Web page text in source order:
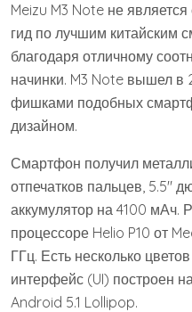
Meizu M3 Note не
гид по лучшим китайским
благодаря отличному
начинки. M3 Note вышел в
фишками подобных
дизайном.
Смартфон получил
отпечатков пальцев, 5.5″
аккумулятор на 4100 мАч.
процессоре Helio P10 от
ГГц. Есть несколько
интерфейс (UI) построен
Android 5.1 Lollipop.